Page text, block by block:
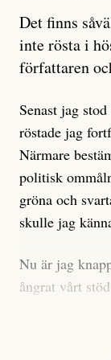
Artikeln
är sant, vad
ännu mer
misstänkta
får veta är att
under åren, att
sociala
på personens
anonyma
anses vara
men ingenting
inom
Det finns
inte rösta i
författaren
Senast jag
röstade jag
Närmare
politisk
gröna och
skulle jag
Nu är jag
ångrat vårt